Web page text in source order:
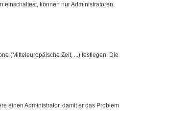
können nur Administratoren,
(Mitteleuropäische Zeit, ...) festlegen. Die
einen Administrator, damit er das Problem